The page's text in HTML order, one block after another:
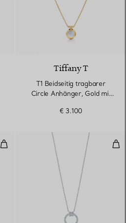
2 Materialien
Tiffany T
T1 Beidseitig tragbarer
Circle Anhänger, Gold mit
€ 3.100
T One Circle Anhänger in